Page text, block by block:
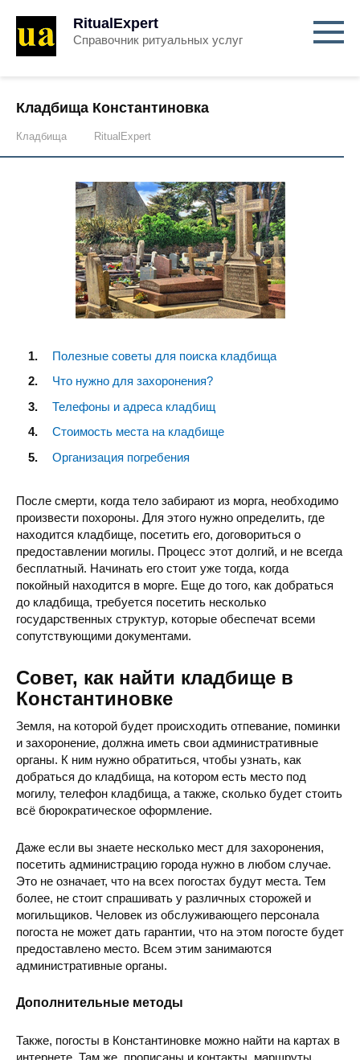
RitualExpert
Справочник ритуальных услуг
Кладбища Константиновка
Кладбища RitualExpert
Полезные советы для поиска кладбища
Что нужно для захоронения?
Телефоны и адреса кладбищ
Стоимость места на кладбище
Организация погребения
После смерти, когда тело забирают из морга, необходимо
произвести похороны. Для этого нужно определить, где
находится кладбище, посетить его, договориться о
предоставлении могилы. Процесс этот долгий, и не всегда
бесплатный. Начинать его стоит уже тогда, когда
покойный находится в морге. Еще до того, как добраться
до кладбища, требуется посетить несколько
государственных структур, которые обеспечат всеми
сопутствующими документами.
Совет, как найти кладбище в
Константиновке
Земля, на которой будет происходить отпевание, поминки
и захоронение, должна иметь свои административные
органы. К ним нужно обратиться, чтобы узнать, как
добраться до кладбища, на котором есть место под
могилу, телефон кладбища, а также, сколько будет стоить
всё бюрократическое оформление.
Даже если вы знаете несколько мест для захоронения,
посетить администрацию города нужно в любом случае.
Это не означает, что на всех погостах будут места. Тем
более, не стоит спрашивать у различных сторожей и
могильщиков. Человек из обслуживающего персонала
погоста не может дать гарантии, что на этом погосте будет
предоставлено место. Всем этим занимаются
административные органы.
Дополнительные методы
Также, погосты в Константиновке можно найти на картах в
интернете. Там же, прописаны и контакты, маршруты,